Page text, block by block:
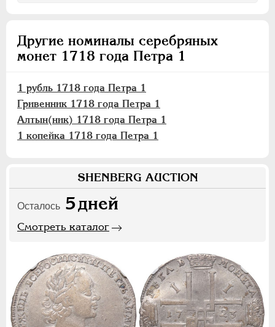
Другие номиналы серебряных
монет 1718 года Петра 1
1 рубль 1718 года Петра 1
Гривенник 1718 года Петра 1
Алтын(ник) 1718 года Петра 1
1 копейка 1718 года Петра 1
SHENBERG AUCTION
Осталось 5дней
Смотреть каталог